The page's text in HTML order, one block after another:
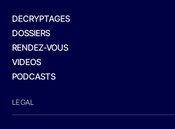
DECRYPTAGES
DOSSIERS
RENDEZ-VOUS
VIDEOS
PODCASTS
LEGAL